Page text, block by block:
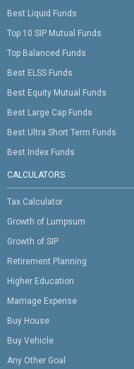
Best Liquid Funds
Top 10 SIP Mutual Funds
Top Balanced Funds
Best ELSS Funds
Best Equity Mutual Funds
Best Large Cap Funds
Best Ultra Short Term Funds
Best Index Funds
CALCULATORS
Tax Calculator
Growth of Lumpsum
Growth of SIP
Retirement Planning
Higher Education
Marriage Expense
Buy House
Buy Vehicle
Any Other Goal